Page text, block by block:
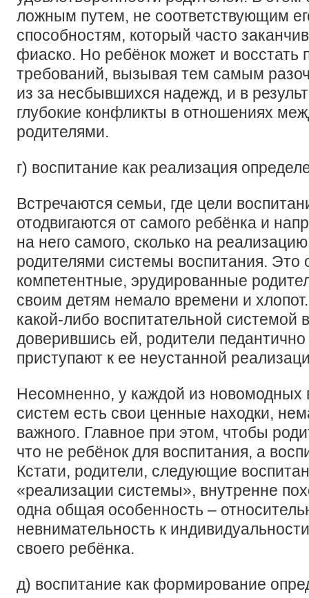
ложным путем, не соответствующим
способностям, который часто
фиаско. Но ребёнок может и восстать
требований, вызывая тем самым
из за несбывшихся надежд, и в
глубокие конфликты в отношениях
родителями.
г) воспитание как реализация
Встречаются семьи, где цели
отодвигаются от самого ребёнка и
на него самого, сколько на
родителями системы воспитания. Это
компетентные, эрудированные
своим детям немало времени и
какой-либо воспитательной системой
доверившись ей, родители
приступают к ее неустанной
Несомненно, у каждой из новомодных
систем есть свои ценные находки,
важного. Главное при этом, чтобы
что не ребёнок для воспитания, а
Кстати, родители, следующие
«реализации системы», внутренне
одна общая особенность –
невнимательность к
своего ребёнка.
д) воспитание как формирование